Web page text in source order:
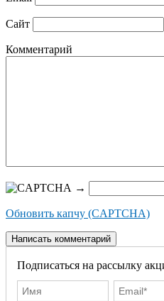
Сайт
Комментарий
→
Обновить капчу (CAPTCHA)
Подписаться на рассылку